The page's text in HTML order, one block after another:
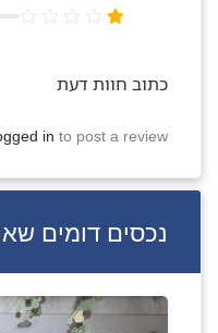
כתוב חוות דעת
in to post a review
נכסים דומים